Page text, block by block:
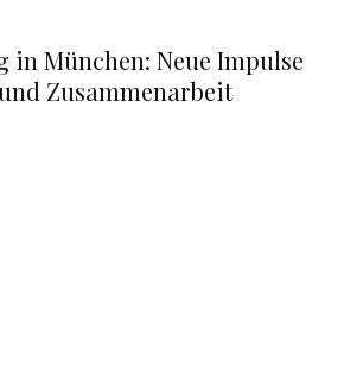
in München: Neue Impulse
Zusammenarbeit